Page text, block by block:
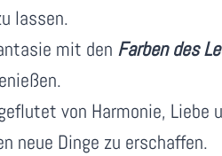
lassen.
mit den Farben des
von Harmonie,
neue Dinge zu erschaffen.